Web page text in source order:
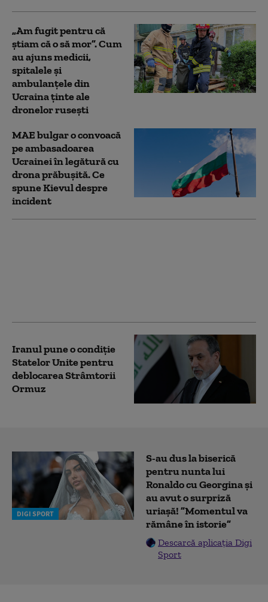
„Am fugit pentru că
știam că o să mor”. Cum
au ajuns medicii,
spitalele și
ambulanțele din
Ucraina ținte ale
dronelor rusești
MAE bulgar o convoacă
pe ambasadoarea
Ucrainei în legătură cu
drona prăbuşită. Ce
spune Kievul despre
incident
Iranul pune o condiție
Statelor Unite pentru
deblocarea Strâmtorii
Ormuz
DIGI SPORT
S-au dus la biserică
pentru nunta lui
Ronaldo cu Georgina și
au avut o surpriză
uriașă! ”Momentul va
rămâne în istorie”
Descarcă aplicația Digi
Sport